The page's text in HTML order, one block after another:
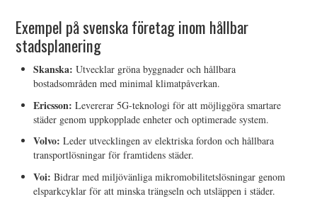
Exempel på svenska företag inom hållbar
stadsplanering
Skanska: Utvecklar gröna byggnader och hållbara
bostadsområden med minimal klimatpåverkan.
Ericsson: Levererar 5G-teknologi för att möjliggöra smartare
städer genom uppkopplade enheter och optimerade system.
Volvo: Leder utvecklingen av elektriska fordon och hållbara
transportlösningar för framtidens städer.
Voi: Bidrar med miljövänliga mikromobilitetslösningar genom
elsparkcyklar för att minska trängseln och utsläppen i städer.